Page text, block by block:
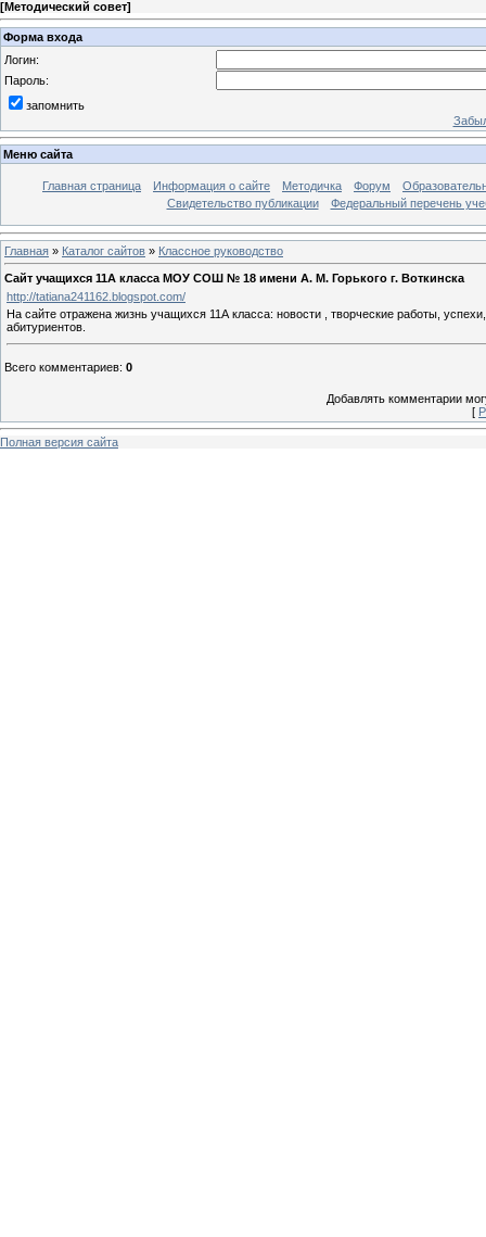
[Методический совет]
Форма входа
Логин:
Пароль:
запомнить
Меню сайта
Главная страница Информация о сайте Методичка Форум
Свидетельство публикации
Федеральный перечень
Главная » Каталог сайтов » Классное руководство
Сайт учащихся 11А класса МОУ СОШ № 18 имени А. М. Горького г. Воткинска
http://tatiana241162.blogspot.com/
На сайте отражена жизнь учащихся 11А класса: новости , творческие работы,
абитуриентов.
Всего комментариев: 0
Добавлять комментарии
[
Полная версия сайта